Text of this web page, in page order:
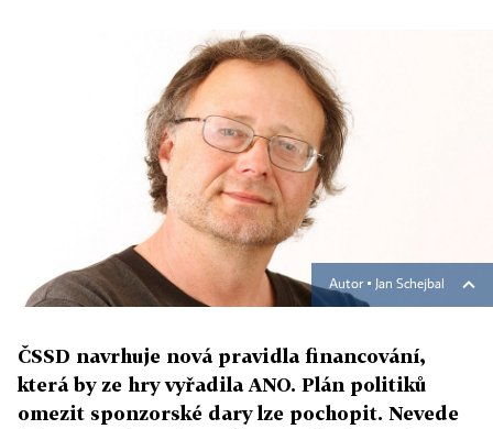
Autor ▪ Jan Schejbal
ČSSD navrhuje nová pravidla financování,
která by ze hry vyřadila ANO. Plán politiků
omezit sponzorské dary lze pochopit. Nevede